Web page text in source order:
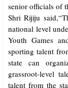
senior officials of
Shri Rijiju
national level
Youth Games
sporting talent
state can
grassroot-level
talent from the